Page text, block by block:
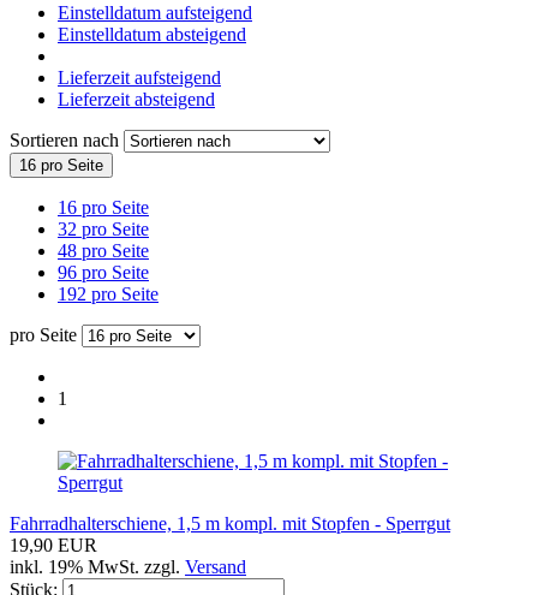
Einstelldatum aufsteigend
Einstelldatum absteigend
Lieferzeit aufsteigend
Lieferzeit absteigend
Sortieren nach
16 pro Seite
16 pro Seite
32 pro Seite
48 pro Seite
96 pro Seite
192 pro Seite
pro Seite
1
Fahrradhalterschiene, 1,5 m kompl. mit Stopfen - Sperrgut
19,90 EUR
inkl. 19% MwSt. zzgl. Versand
Stück: